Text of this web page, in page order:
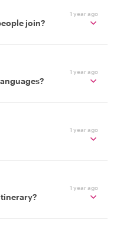
1 year ago
join?
1 year ago
1 year ago
1 year ago